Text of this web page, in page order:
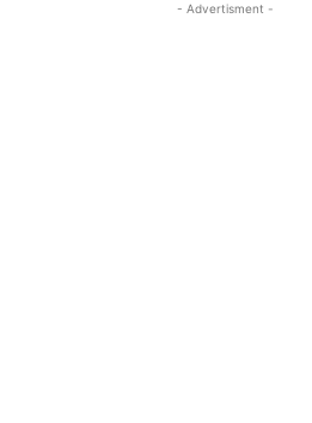
- Advertisment -